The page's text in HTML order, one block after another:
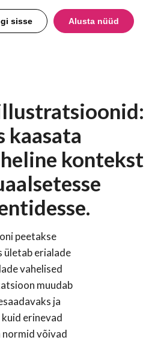
sisse Alusta nüüd
kaasata
kontekst
peetakse
ületab erialade
vahelised
muudab
ja
erinevad
võivad